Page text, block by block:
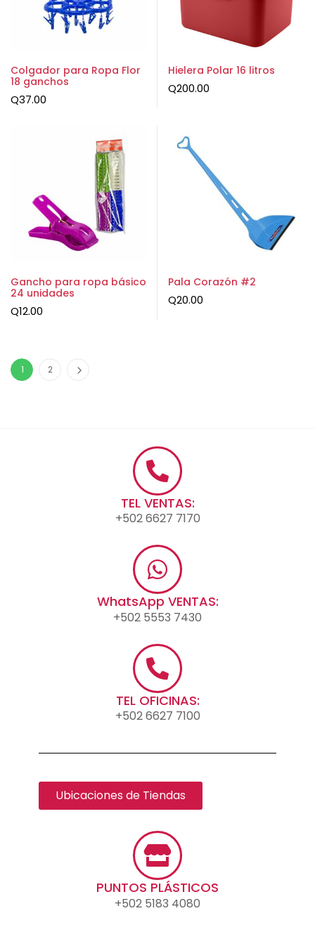
Colgador para Ropa Flor
18 ganchos
Q37.00
Hielera Polar 16 litros
Q200.00
Gancho para ropa básico
24 unidades
Q12.00
Pala Corazón #2
Q20.00
1 2
TEL VENTAS:
+502 6627 7170
WhatsApp VENTAS:
+502 5553 7430
TEL OFICINAS:
+502 6627 7100
Ubicaciones de Tiendas
PUNTOS PLÁSTICOS
+502 5183 4080